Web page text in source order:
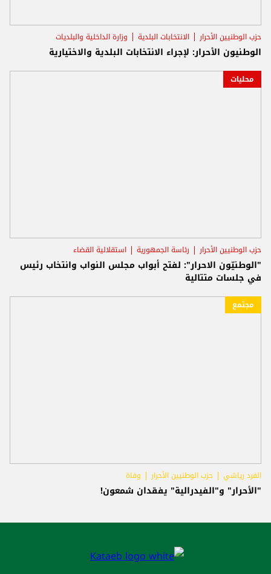
حزب الوطنيين الأحرار الانتخابات البلدية وزارة الداخلية والبلديات
الوطنيون الأحرار: لإجراء الانتخابات البلدية والاختيارية
محليات
حزب الوطنيين الأحرار رئاسة الجمهورية استقلالية القضاء
"الوطنيّون الاحرار": لفتح أبواب مجلس النواب وانتخاب رئيس
في جلسات متتالية
مجتمع
الفرد رياشي حزب الوطنيين الأحرار وفاة
"الأحرار" و"الفيدرالية" يفقدان شمعون!